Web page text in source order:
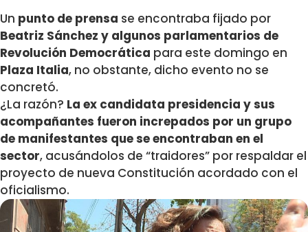
Un punto de prensa se encontraba fijado por
Beatriz Sánchez y algunos parlamentarios de
Revolución Democrática para este domingo en
Plaza Italia, no obstante, dicho evento no se
concretó.
¿La razón? La ex candidata presidencia y sus
acompañantes fueron increpados por un grupo
de manifestantes que se encontraban en el
sector, acusándolos de “traidores” por respaldar el
proyecto de nueva Constitución acordado con el
oficialismo.